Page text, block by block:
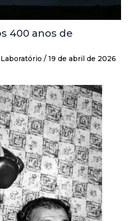
400 anos de
Laboratório / 19 de abril de 2026